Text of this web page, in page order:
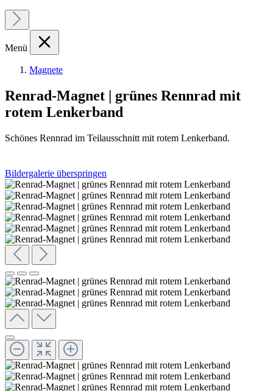
Menü
Magnete
Renrad-Magnet | grünes Rennrad mit
rotem Lenkerband
Schönes Rennrad im Teilausschnitt mit rotem Lenkerband.
Bildergalerie überspringen